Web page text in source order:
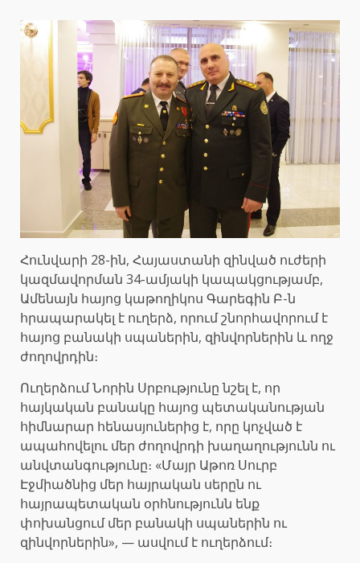
Հունվարի 28-ին, Հայաստանի զինված ուժերի
կազմավորման 34-ամյակի կապակցությամբ,
Ամենայն հայոց կաթողիկոս Գարեգին Բ-ն
հրապարակել է ուղերձ, որում շնորհավորում է
հայոց բանակի սպաներին, զինվորներին և ողջ
ժողովրդին։
Ուղերձում Նորին Սրբությունը նշել է, որ
հայկական բանակը հայոց պետականության
հիմնարար հենասյուներից է, որը կոչված է
ապահովելու մեր ժողովրդի խաղաղությունն ու
անվտանգությունը։ «Մայր Աթոռ Սուրբ
Էջմիածնից մեր հայրական սերըն ու
հայրապետական ​​օրհնությունն ենք
փոխանցում մեր բանակի սպաներին ու
զինվորներին», — ասվում է ուղերձում։